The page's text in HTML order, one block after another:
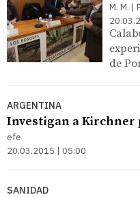
M. M. |
de
ARGENTINA
Investigan a
efe
20.03.2015 | 05:00
SANIDAD